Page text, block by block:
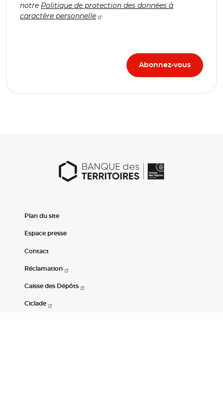
notre Politique de protection des données à
caractère personnelle
Plan du site
Espace presse
Contact
Réclamation
Caisse des Dépôts
Ciclade